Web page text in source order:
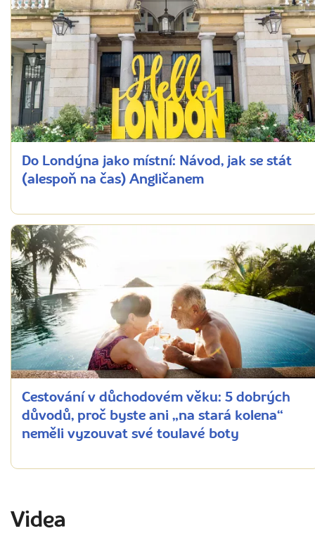
Do Londýna jako místní: Návod, jak se stát
(alespoň na čas) Angličanem
Cestování v důchodovém věku: 5 dobrých
důvodů, proč byste ani „na stará kolena“
neměli vyzouvat své toulavé boty
Videa